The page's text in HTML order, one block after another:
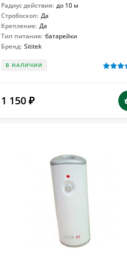
Радиус действия: до 10 м
Стробоскоп: Да
Крепление: Да
Тип питания: батарейки
Бренд: Sititek
В НАЛИЧИИ
1 150 ₽